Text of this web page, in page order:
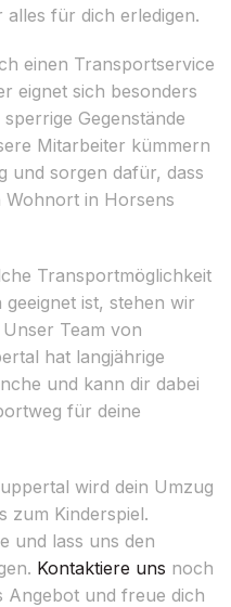
für dich erledigen.
einen Transportservice
eignet sich besonders
Gegenstände
Mitarbeiter kümmern
und sorgen dafür, dass
Wohnort in Horsens
Transportmöglichkeit
ist, stehen wir
Team von
hat langjährige
und kann dir dabei
für deine
wird dein Umzug
zum Kinderspiel.
und lass uns den
Kontaktiere uns noch
Angebot und freue dich